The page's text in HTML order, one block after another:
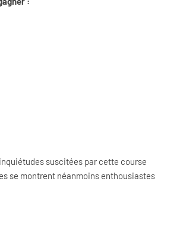
suscitées par cette course
se montrent néanmoins enthousiastes